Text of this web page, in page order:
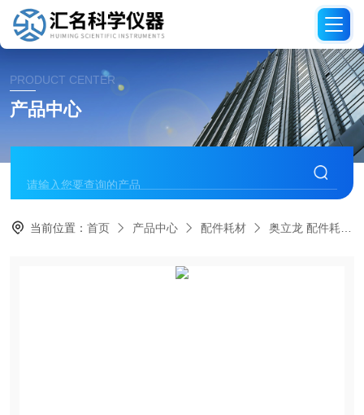
PRODUCT CENTER
产品中心
当前位置：首页 产品中心 配件耗材 奥立龙 配件耗材